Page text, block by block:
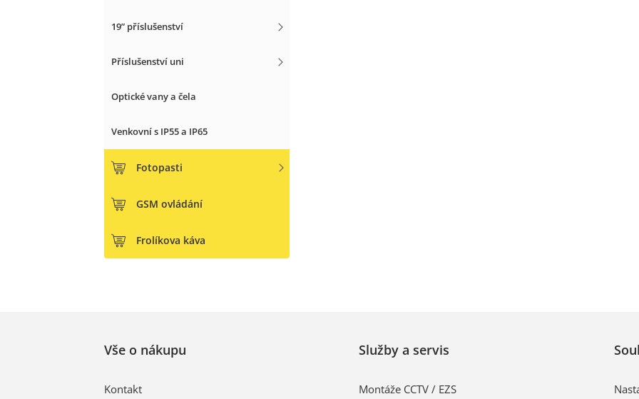
19” příslušenství
Příslušenství uni
Optické vany a čela
Venkovní s IP55 a IP65
Fotopasti
GSM ovládání
Frolíkova káva
Vše o nákupu
Kontakt
Služby a servis
Montáže CCTV / EZS